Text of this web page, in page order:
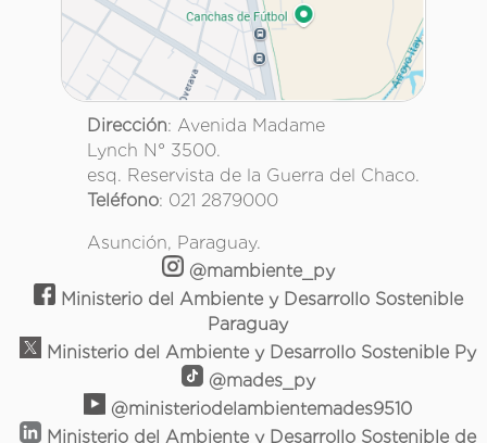
Dirección: Avenida Madame
Lynch N° 3500.
esq. Reservista de la Guerra del Chaco.
Teléfono: 021 2879000
Asunción, Paraguay.
@mambiente_py
Ministerio del Ambiente y Desarrollo Sostenible
Paraguay
Ministerio del Ambiente y Desarrollo Sostenible Py
@mades_py
@ministeriodelambientemades9510
Ministerio del Ambiente y Desarrollo Sostenible de